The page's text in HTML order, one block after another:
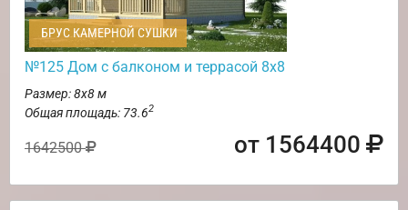
БРУС КАМЕРНОЙ СУШКИ
№125 Дом с балконом и террасой 8х8
Размер: 8х8 м
Общая площадь: 73.62
1642500 от 1564400